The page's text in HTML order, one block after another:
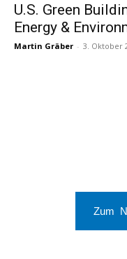
U.S. Green
Energy &
Martin Gräber - 3. Oktober
Zum